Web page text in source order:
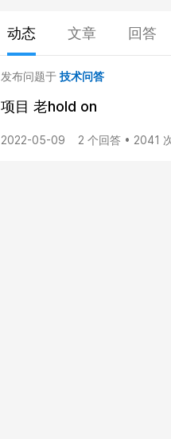
动态 文章 回答
发布问题于 技术问答
项目 老hold on
2022-05-09 2 个回答 • 2041